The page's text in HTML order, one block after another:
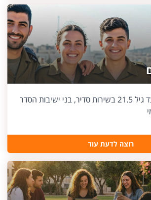
מתאים לחיילים עד גיל 21.5 בשירות סדיר, בני ישיבות הסדר
רוצה לדעת עוד